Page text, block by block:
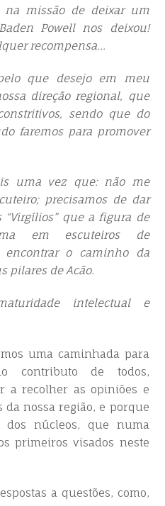
na missão de deixar um
Powell nos deixou!
recompensa…
que desejo em meu
direção regional, que
sendo que do
faremos para promover
uma vez que: não me
precisamos de dar
“Virgílios” que a figura de
em escuteiros de
encontrar o caminho da
pilares de Acão.
intelectual e
uma caminhada para
contributo de todos,
a recolher as opiniões e
da nossa região, e porque
dos núcleos, que numa
primeiros visados neste
a questões, como,